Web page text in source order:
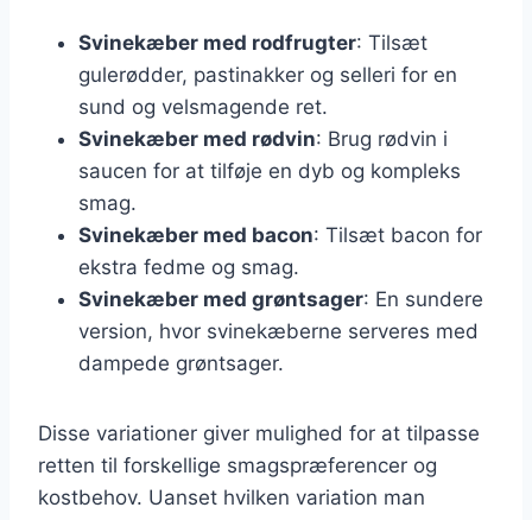
Svinekæber med rodfrugter: Tilsæt
gulerødder, pastinakker og selleri for en
sund og velsmagende ret.
Svinekæber med rødvin: Brug rødvin i
saucen for at tilføje en dyb og kompleks
smag.
Svinekæber med bacon: Tilsæt bacon for
ekstra fedme og smag.
Svinekæber med grøntsager: En sundere
version, hvor svinekæberne serveres med
dampede grøntsager.
Disse variationer giver mulighed for at tilpasse
retten til forskellige smagspræferencer og
kostbehov. Uanset hvilken variation man